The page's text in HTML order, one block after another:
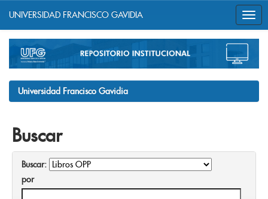
navigation
UNIVERSIDAD FRANCISCO GAVIDIA
Universidad Francisco Gavidia
Buscar
Buscar:
por